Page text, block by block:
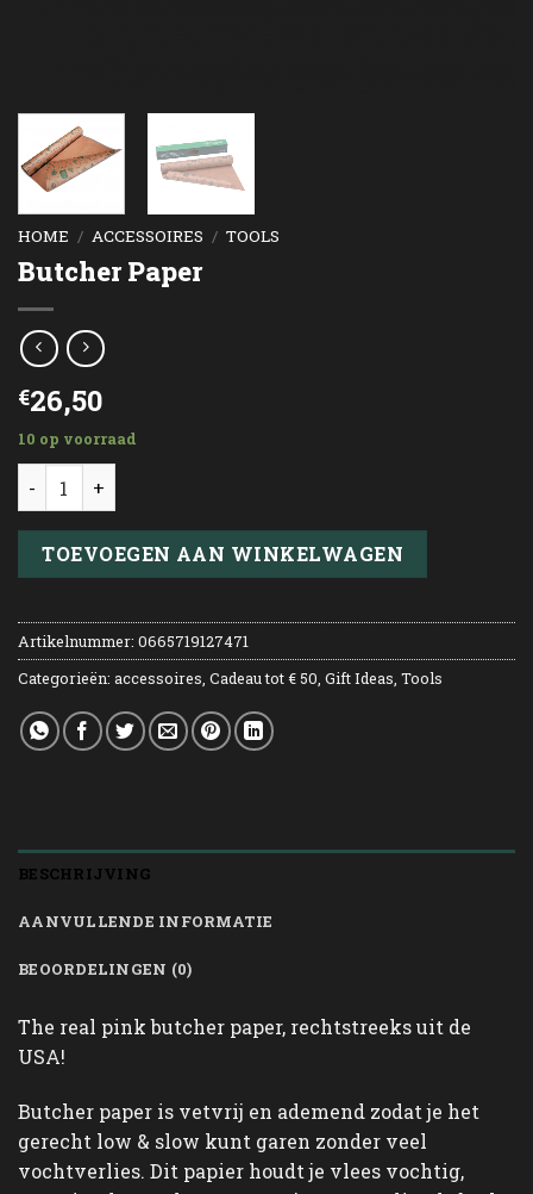
HOME / ACCESSOIRES / TOOLS
Butcher Paper
€26,50
10 op voorraad
Butcher Paper aantal
TOEVOEGEN AAN WINKELWAGEN
Artikelnummer: 0665719127471
Categorieën: accessoires Cadeau tot € 50 Gift Ideas Tools
BESCHRIJVING
AANVULLENDE INFORMATIE
BEOORDELINGEN (0)
The real pink butcher paper, rechtstreeks uit de
USA!
Butcher paper is vetvrij en ademend zodat je het
gerecht low & slow kunt garen zonder veel
vochtverlies. Dit papier houdt je vlees vochtig,